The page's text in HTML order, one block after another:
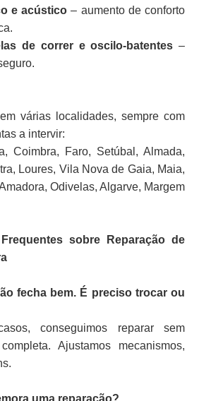
e acústico – aumento de conforto
de correr e oscilo-batentes –
várias localidades, sempre com
a intervir:
Coimbra, Faro, Setúbal, Almada,
Loures, Vila Nova de Gaia, Maia,
Odivelas, Algarve, Margem
sobre Reparação de
fecha bem. É preciso trocar ou
conseguimos reparar sem
Ajustamos mecanismos,